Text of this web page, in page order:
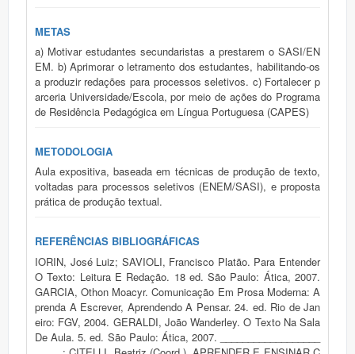
METAS
a) Motivar estudantes secundaristas a prestarem o SASI/EN
EM. b) Aprimorar o letramento dos estudantes, habilitando-os
a produzir redações para processos seletivos. c) Fortalecer p
arceria Universidade/Escola, por meio de ações do Programa
de Residência Pedagógica em Língua Portuguesa (CAPES)
METODOLOGIA
Aula expositiva, baseada em técnicas de produção de texto,
voltadas para processos seletivos (ENEM/SASI), e proposta
prática de produção textual.
REFERÊNCIAS BIBLIOGRÁFICAS
IORIN, José Luiz; SAVIOLI, Francisco Platão. Para Entender
O Texto: Leitura E Redação. 18 ed. São Paulo: Ática, 2007.
GARCIA, Othon Moacyr. Comunicação Em Prosa Moderna: A
prenda A Escrever, Aprendendo A Pensar. 24. ed. Rio de Jan
eiro: FGV, 2004. GERALDI, João Wanderley. O Texto Na Sala
De Aula. 5. ed. São Paulo: Ática, 2007. __________________